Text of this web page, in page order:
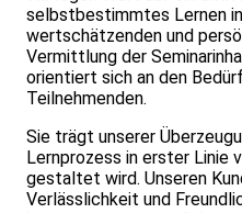
selbstbestimmtes Lernen
wertschätzenden und
Vermittlung der
orientiert sich an den
Teilnehmenden.
Sie trägt unserer
Lernprozess in erster Linie
gestaltet wird. Unseren
Verlässlichkeit und